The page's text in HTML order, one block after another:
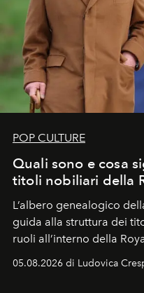
POP CULTURE
Quali sono e cosa
titoli nobiliari della
L’albero genealogico
guida alla struttura dei
ruoli all’interno della
05.08.2026 di Ludovica